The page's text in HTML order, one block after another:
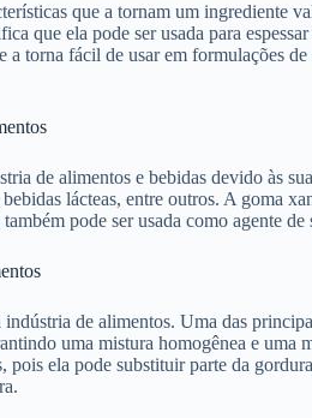
que a tornam um ingrediente
que ela pode ser usada para
torna fácil de usar em formulações
de alimentos e bebidas devido às
lácteas, entre outros. A goma
pode ser usada como agente
de alimentos. Uma das
uma mistura homogênea e
pois ela pode substituir parte da